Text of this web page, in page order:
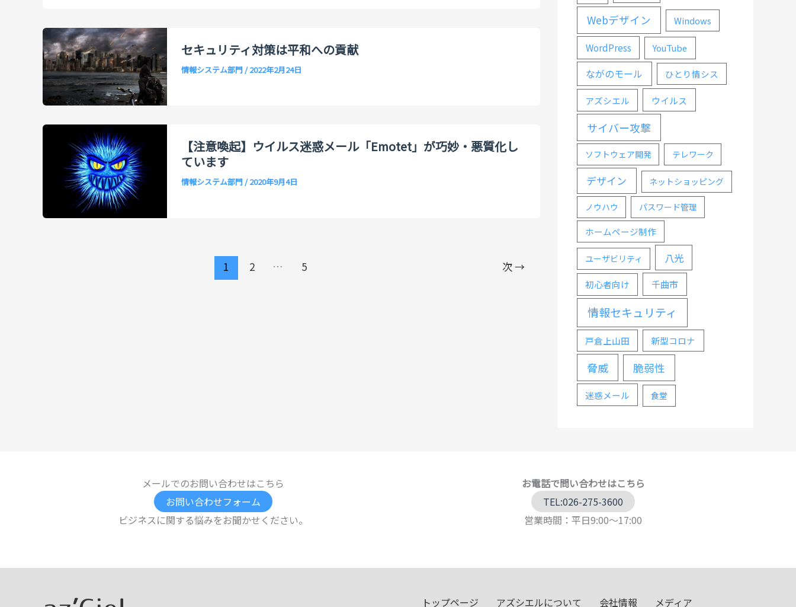
セキュリティ対策は平和への貢献
情報システム部門 /2022年2月24日
【注意喚起】ウイルス迷惑メール「Emotet」が巧妙・悪質化し
ています
情報システム部門 /2020年9月4日
1 2 … 5 次→
Webデザイン Windows
WordPress YouTube
ながのモール ひとり情シス
アズシエル ウイルス
サイバー攻撃
ソフトウェア開発 テレワーク
デザイン ネットショッピング
ノウハウ パスワード管理
ホームページ制作
ユーザビリティ 八光
初心者向け 千曲市
情報セキュリティ
戸倉上山田 新型コロナ
脅威 脆弱性
迷惑メール 食堂
メールでのお問い合わせはこちら
お問い合わせフォーム
ビジネスに関する悩みをお聞かせください。
お電話で問い合わせはこちら
TEL:026-275-3600
営業時間：平日9:00～17:00
トップページ アズシエルについて 会社情報 メディア